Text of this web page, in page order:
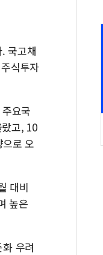
국고채
식투자
요국
고, 10
로 오
대비
높은
우려